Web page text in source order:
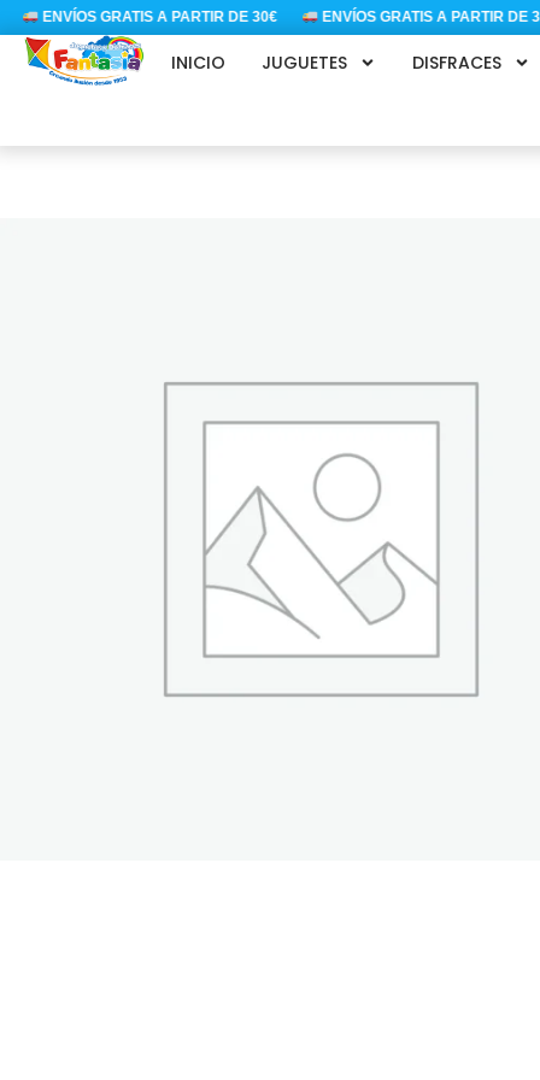
contenido
ENVÍOS GRATIS A PARTIR DE 30€ ENVÍOS GRATIS A PARTIR DE 30€
INICIO JUGUETES DISFRACES